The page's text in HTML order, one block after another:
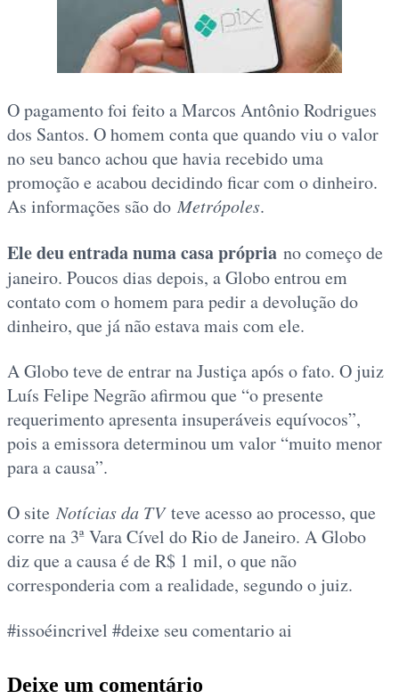
O pagamento foi feito a Marcos Antônio Rodrigues
dos Santos. O homem conta que quando viu o valor
no seu banco achou que havia recebido uma
promoção e acabou decidindo ficar com o dinheiro.
As informações são doMetrópoles.
Ele deu entrada numa casa própria no começo de
janeiro. Poucos dias depois, a Globo entrou em
contato com o homem para pedir a devolução do
dinheiro, que já não estava mais com ele.
A Globo teve de entrar na Justiça após o fato. O juiz
Luís Felipe Negrão afirmou que “o presente
requerimento apresenta insuperáveis equívocos”,
pois a emissora determinou um valor “muito menor
para a causa”.
O siteNotícias da TVteve acesso ao processo, que
corre na 3ª Vara Cível do Rio de Janeiro. A Globo
diz que a causa é de R$ 1 mil, o que não
corresponderia com a realidade, segundo o juiz.
#issoéincrivel #deixe seu comentario ai
Deixe um comentário